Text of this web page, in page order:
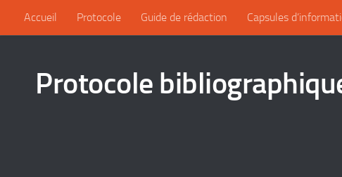
Accueil Protocole Guide de rédaction Capsules
Protocole